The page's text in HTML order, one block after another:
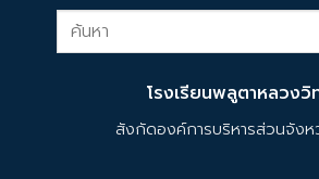
โรงเรียนพลูตาหลวงวิ
สังกัดองค์การบริหารส่วนจัง